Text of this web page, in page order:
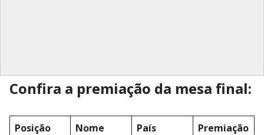
Confira a premiação da mesa final:
Posição Nome País Premiação